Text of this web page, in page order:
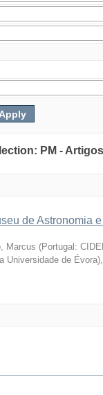
PM -
de Astronomia
Marcus (Portugal:
Universidade de